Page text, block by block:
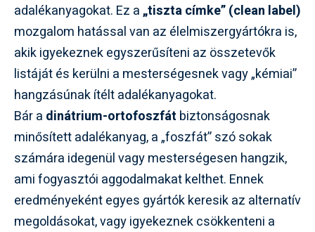
adalékanyagokat. Ez a„tiszta címke” (clean label)
mozgalom hatással van az élelmiszergyártókra is,
akik igyekeznek egyszerűsíteni az összetevők
listáját és kerülni a mesterségesnek vagy „kémiai”
hangzásúnak ítélt adalékanyagokat.
Bár a dinátrium-ortofoszfát biztonságosnak
minősített adalékanyag, a „foszfát” szó sokak
számára idegenül vagy mesterségesen hangzik,
ami fogyasztói aggodalmakat kelthet. Ennek
eredményeként egyes gyártók keresik az alternatív
megoldásokat, vagy igyekeznek csökkenteni a